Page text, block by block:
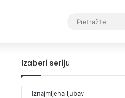
Izaberi seriju
Izaberi